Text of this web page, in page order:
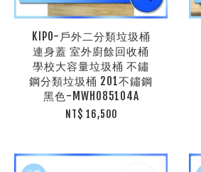
KIPO-戶外二分類垃圾桶
連身蓋 室外廚餘回收桶
學校大容量垃圾桶 不鏽
鋼分類垃圾桶 201不鏽鋼
黑色-MWH085104A
NT$ 16,500